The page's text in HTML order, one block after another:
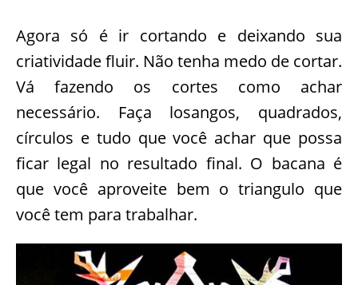
Agora só é ir cortando e deixando sua
criatividade fluir. Não tenha medo de cortar.
Vá fazendo os cortes como achar
necessário. Faça losangos, quadrados,
círculos e tudo que você achar que possa
ficar legal no resultado final. O bacana é
que você aproveite bem o triangulo que
você tem para trabalhar.